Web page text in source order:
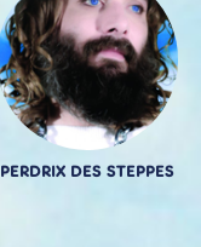
PERDRIX DES STEPPES